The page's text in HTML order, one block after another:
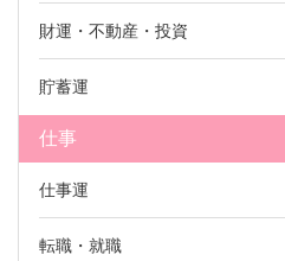
財運・不動産・投資
貯蓄運
仕事
仕事運
転職・就職